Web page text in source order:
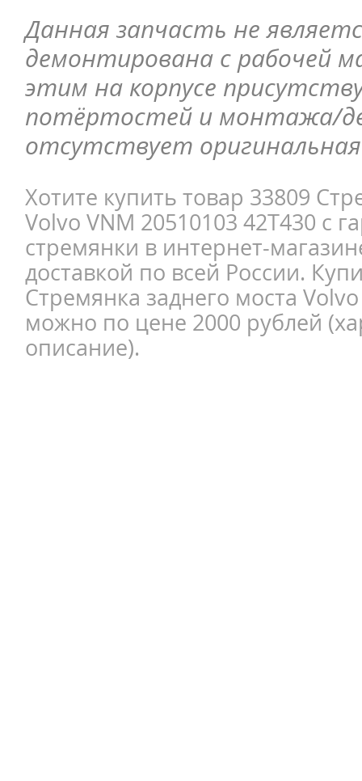
Данная запчасть не
демонтирована с рабочей
этим на корпусе
потёртостей и монтажа/
отсутствует оригинальная
Хотите купить товар 33809
Volvo VNM 20510103 42T430 с
стремянки в интернет-
доставкой по всей России.
Стремянка заднего моста
можно по цене 2000 рублей
описание).